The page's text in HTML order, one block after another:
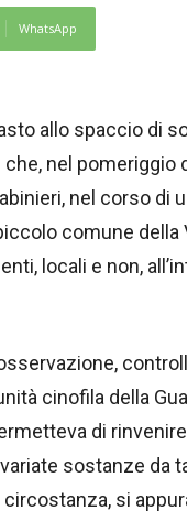
WhatsApp
allo spaccio di
nel pomeriggio
nel corso di
comune della
locali e non,
cinofila della
di
sostanze da
si